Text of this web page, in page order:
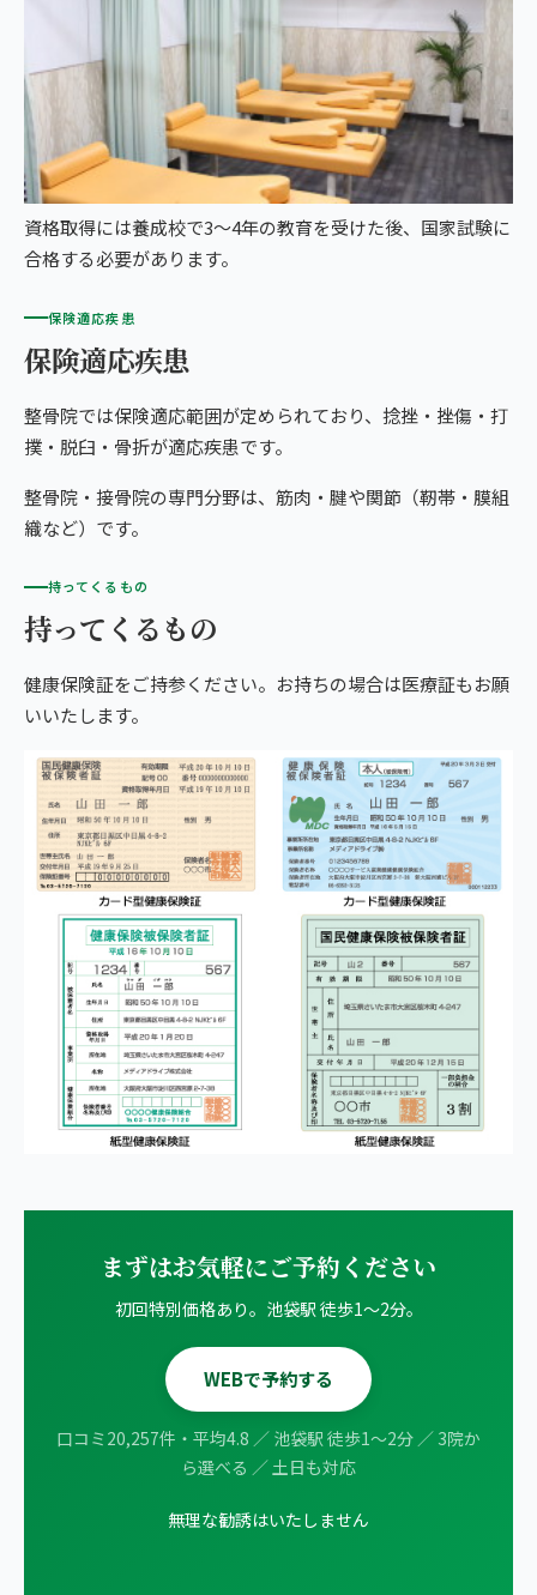
資格取得には養成校で3〜4年の教育を受けた後、国家試験に
合格する必要があります。
保険適応疾患
保険適応疾患
整骨院では保険適応範囲が定められており、捻挫・挫傷・打
撲・脱臼・骨折が適応疾患です。
整骨院・接骨院の専門分野は、筋肉・腱や関節（靭帯・膜組
織など）です。
持ってくるもの
持ってくるもの
健康保険証をご持参ください。お持ちの場合は医療証もお願
いいたします。
まずはお気軽にご予約ください
初回特別価格あり。池袋駅 徒歩1〜2分。
WEBで予約する
口コミ20,257件・平均4.8 ／ 池袋駅 徒歩1〜2分 ／ 3院か
ら選べる ／ 土日も対応
無理な勧誘はいたしません